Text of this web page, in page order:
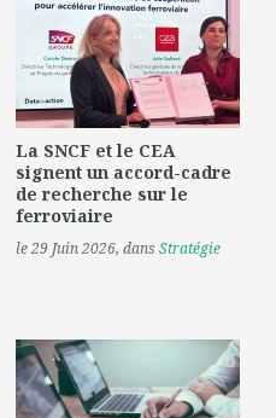
La SNCF et le CEA
signent un accord-cadre
de recherche sur le
ferroviaire
le 29 Juin 2026, dansStratégie